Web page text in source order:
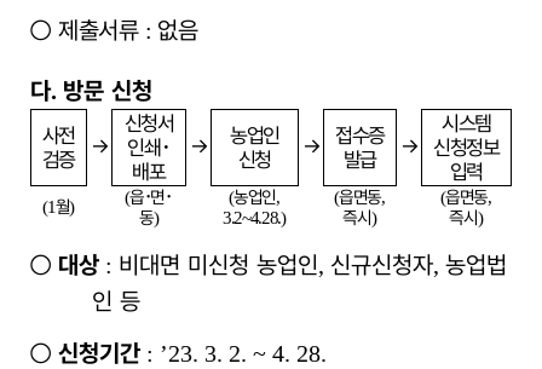
○ 제출서류 : 없음
다. 방문 신청
사전
검증
→
신청서
인쇄 ･
배포
→
농업인
신청
→
접수증
발급
→
시스템
신청정보
입력
(1월) (읍･면･
동)
(농업인,
3.2~4.28.)
(읍면동,
즉시)
(읍면동,
즉시)
○ 대상 : 비대면 미신청 농업인, 신규신청자, 농업법
인 등
○ 신청기간 : ’23. 3. 2. ~ 4. 28.